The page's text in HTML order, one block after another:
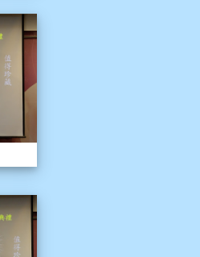
109上新舊任會長交接典
109上新舊任會長交接典